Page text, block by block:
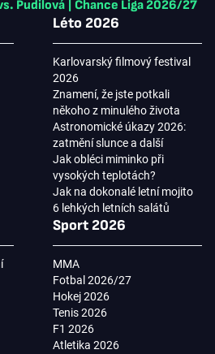
Pudilová
Chance Liga 2026/27
Léto 2026
Karlovarský filmový festival
2026
Znamení, že jste potkali
někoho z minulého života
Astronomické úkazy 2026:
zatmění slunce a další
Jak obléci miminko při
vysokých teplotách?
Jak na dokonalé letní mojito
6 lehkých letních salátů
Sport 2026
MMA
Fotbal 2026/27
Hokej 2026
Tenis 2026
F1 2026
Atletika 2026